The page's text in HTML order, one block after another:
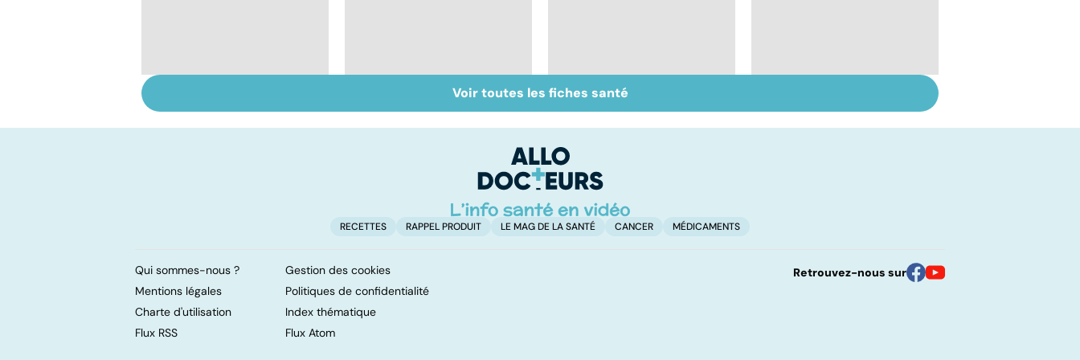
associations de
Viol : quelle prise en
charge pour les
Violences conjugales
: traumatisme familial
infections
Voir toutes les fiches santé
RECETTES RAPPEL PRODUIT LE MAG DE LA SANTÉ CANCER MÉDICAMENTS
Qui sommes-nous ?
Gestion des cookies
Mentions légales
Politiques de confidentialité
Charte d'utilisation
Index thématique
Flux RSS
Flux Atom
Retrouvez-nous sur